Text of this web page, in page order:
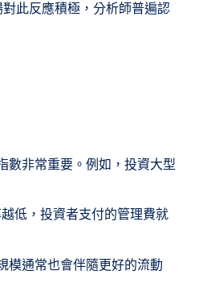
此反應積極，分析師普遍認
數非常重要。例如，投資大型
低，投資者支付的管理費就
模通常也會伴隨更好的流動